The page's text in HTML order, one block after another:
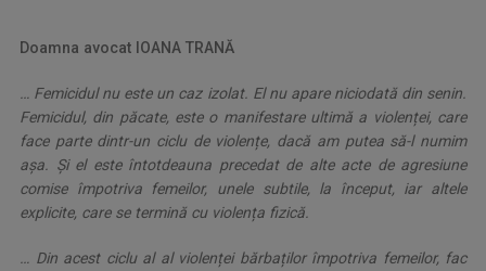
Doamna avocat IOANA TRANĂ
… Femicidul nu este un caz izolat. El nu apare niciodată din senin.
Femicidul, din păcate, este o manifestare ultimă a violenței, care
face parte dintr-un ciclu de violențe, dacă am putea să-l numim
așa. Și el este întotdeauna precedat de alte acte de agresiune
comise împotriva femeilor, unele subtile, la început, iar altele
explicite, care se termină cu violența fizică.
… Din acest ciclu al al violenței bărbaților împotriva femeilor, fac